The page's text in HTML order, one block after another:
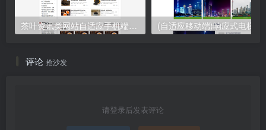
茶叶资讯类网站自适应手机端pbootcms模板 茶叶产品茶叶知识信息网站源码下载
评论 抢沙发
请登录后发表评论